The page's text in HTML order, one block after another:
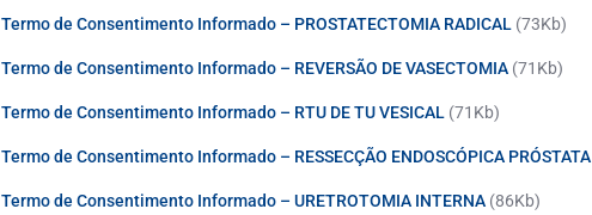
Termo de Consentimento Informado – PROSTATECTOMIA RADICAL (73Kb)
Termo de Consentimento Informado – REVERSÃO DE VASECTOMIA (71Kb)
Termo de Consentimento Informado – RTU DE TU VESICAL (71Kb)
Termo de Consentimento Informado – RESSECÇÃO ENDOSCÓPICA PRÓSTATA
Termo de Consentimento Informado – URETROTOMIA INTERNA (86Kb)